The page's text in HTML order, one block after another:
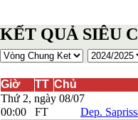
KẾT QUẢ SIÊU
Giờ TT Chủ
Thứ 2, ngày 08/07
00:00
FT Dep.